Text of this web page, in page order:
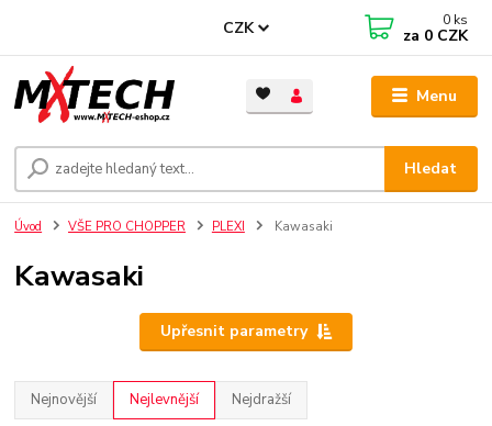
Menu
CZK
Hledat
0 ks
za 0 CZK
Úvod VŠE PRO CHOPPER PLEXI Kawasaki
Kawasaki
Upřesnit parametry
Nejnovější Nejlevnější Nejdražší